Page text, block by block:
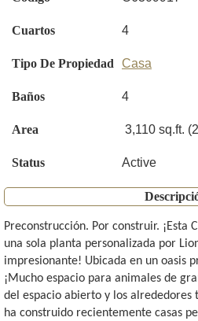
Cuartos 4
Tipo De Propiedad Casa
Baños 4
Area 3,110 sq.ft.
Status Active
Preconstrucción. Por construir. ¡Esta
una sola planta personalizada por
impresionante! Ubicada en un oasis
¡Mucho espacio para animales de
del espacio abierto y los alrededores
ha construido recientemente casas